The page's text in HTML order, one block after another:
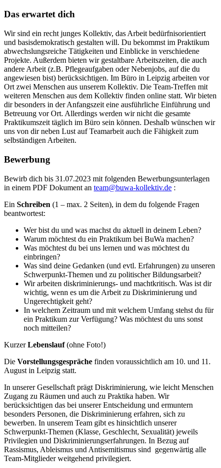
Das erwartet dich
Wir sind ein recht junges Kollektiv, das Arbeit bedürfnisorientiert
und basisdemokratisch gestalten will. Du bekommst im Praktikum
abwechslungsreiche Tätigkeiten und Einblicke in verschiedene
Projekte. Außerdem bieten wir gestaltbare Arbeitszeiten, die auch
andere Arbeit (z.B. Pflegeaufgaben oder Nebenjobs, auf die du
angewiesen bist) berücksichtigen. Im Büro in Leipzig arbeiten vor
Ort zwei Menschen aus unserem Kollektiv. Die Team-Treffen mit
weiteren Menschen aus dem Kollektiv finden online statt. Wir bieten
dir besonders in der Anfangszeit eine ausführliche Einführung und
Betreuung vor Ort. Allerdings werden wir nicht die gesamte
Praktikumszeit täglich im Büro sein können. Deshalb wünschen wir
uns von dir neben Lust auf Teamarbeit auch die Fähigkeit zum
selbständigen Arbeiten.
Bewerbung
Bewirb dich bis 31.07.2023 mit folgenden Bewerbungsunterlagen
in einem PDF Dokument an team@buwa-kollektiv.de :
Ein Schreiben (1 – max. 2 Seiten), in dem du folgende Fragen
beantwortest:
Wer bist du und was machst du aktuell in deinem Leben?
Warum möchtest du ein Praktikum bei BuWa machen?
Was möchtest du bei uns lernen und was möchtest du
einbringen?
Was sind deine Gedanken (und evtl. Erfahrungen) zu unseren
Schwerpunkt-Themen und zu politischer Bildungsarbeit?
Wir arbeiten diskriminierungs- und machtkritisch. Was ist dir
wichtig, wenn es um die Arbeit zu Diskriminierung und
Ungerechtigkeit geht?
In welchem Zeitraum und mit welchem Umfang stehst du für
ein Praktikum zur Verfügung? Was möchtest du uns sonst
noch mitteilen?
KurzerLebenslauf(ohne Foto!)
Die Vorstellungsgespräche finden voraussichtlich am 10. und 11.
August in Leipzig statt.
In unserer Gesellschaft prägt Diskriminierung, wie leicht Menschen
Zugang zu Räumen und auch zu Praktika haben. Wir
berücksichtigen das bei unserer Entscheidung und ermuntern
besonders Personen, die Diskriminierung erfahren, sich zu
bewerben. In unserem Team gibt es hinsichtlich unserer
Schwerpunkt-Themen (Klasse, Geschlecht, Sexualität) jeweils
Privilegien und Diskriminierungserfahrungen. In Bezug auf
Rassismus, Ableismus und Antisemitismus sind gegenwärtig alle
Team-Mitglieder weitgehend privilegiert.